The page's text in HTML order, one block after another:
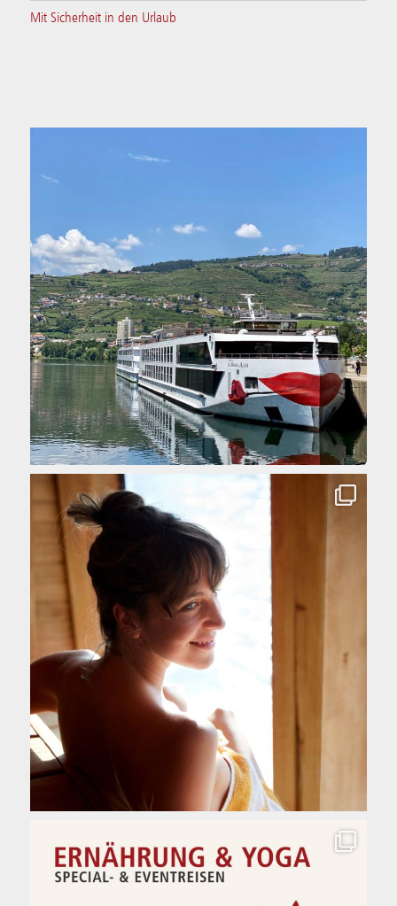
Mit Sicherheit in den Urlaub